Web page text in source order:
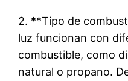
2. **Tipo de
luz funcionan con
combustible, como
natural o propano.